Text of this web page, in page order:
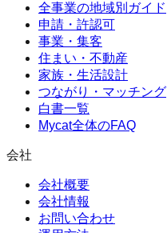
全事業の地域別ガイド
申請・許認可
事業・集客
住まい・不動産
家族・生活設計
つながり・マッチング
白書一覧
Mycat全体のFAQ
会社
会社概要
会社情報
お問い合わせ